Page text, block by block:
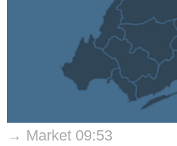
→ Market 09:53